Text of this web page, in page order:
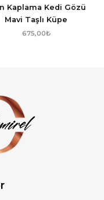
Kaplama Kedi Gözü
Mavi Taşlı Küpe
675,00₺